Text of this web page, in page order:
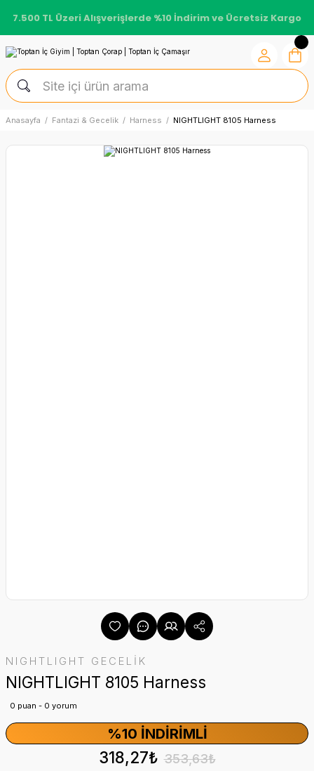
7.500 TL Üzeri Alışverişlerde %10 İndirim ve Ücretsiz Kargo
Anasayfa Fantazi & Gecelik Harness NIGHTLIGHT 8105 Harness
NIGHTLIGHT GECELİK
NIGHTLIGHT 8105 Harness
0 puan - 0 yorum
%10 İNDIRIMLI
318,27₺ 353,63₺